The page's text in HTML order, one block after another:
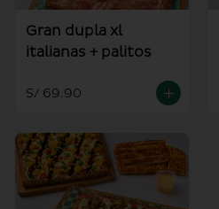
Gran dupla xl
italianas + palitos
S/ 69.90